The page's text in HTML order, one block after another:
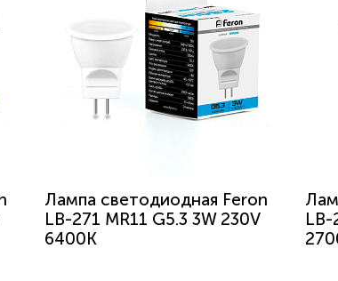
Лампа светодиодная Feron
LB-271 MR11 G5.3 3W 230V
6400K
LB-